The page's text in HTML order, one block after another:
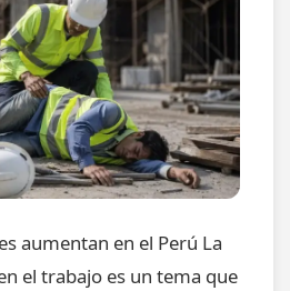
aumentan en el Perú La
el trabajo es un tema que